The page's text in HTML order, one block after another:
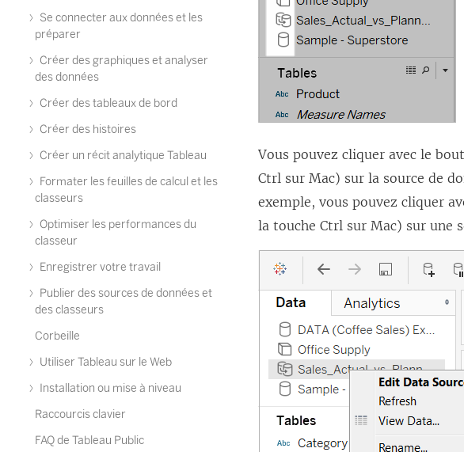
Se connecter aux données et les
préparer
Créer des graphiques et analyser
des données
Créer des tableaux de bord
Créer des histoires
Créer un récit analytique Tableau
Formater les feuilles de calcul et les
classeurs
Optimiser les performances du
classeur
Enregistrer votre travail
Publier des sources de données et
des classeurs
Corbeille
Utiliser Tableau sur le Web
Installation ou mise à niveau
Raccourcis clavier
FAQ de Tableau Public
Vous pouvez cliquer avec le
Ctrl sur Mac) sur la source de
exemple, vous pouvez cliquer
la touche Ctrl sur Mac) sur une